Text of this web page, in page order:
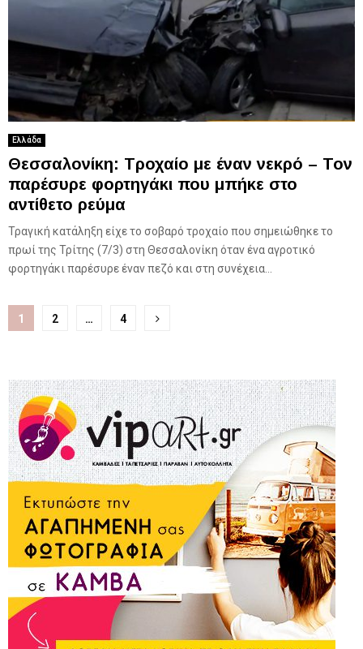
Ελλάδα
Θεσσαλονίκη: Tροχαίο με έναν νεκρό – Τον
παρέσυρε φορτηγάκι που μπήκε στο
αντίθετο ρεύμα
Τραγική κατάληξη είχε το σοβαρό τροχαίο που σημειώθηκε το
πρωί της Τρίτης (7/3) στη Θεσσαλονίκη όταν ένα αγροτικό
φορτηγάκι παρέσυρε έναν πεζό και στη συνέχεια...
Σελιδοποίηση
1 2 … 4